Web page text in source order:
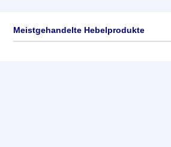
Meistgehandelte Hebelprodukte